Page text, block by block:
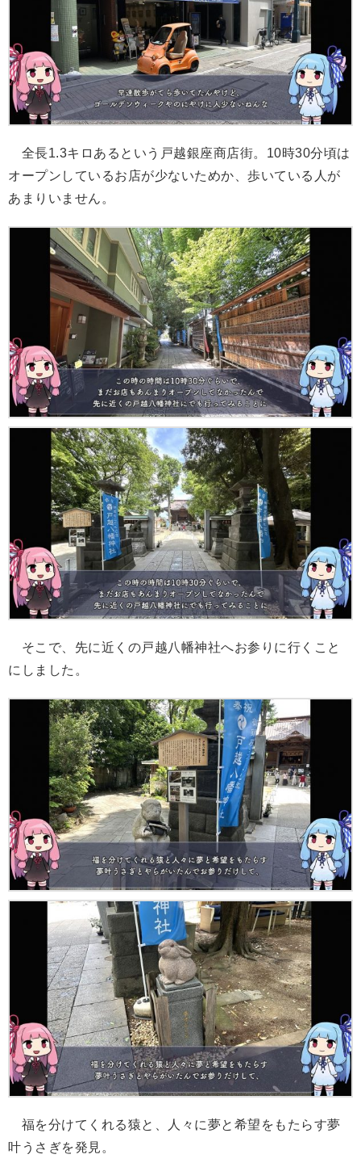
全長1.3キロあるという戸越銀座商店街。10時30分頃は
オープンしているお店が少ないためか、歩いている人が
あまりいません。
そこで、先に近くの戸越八幡神社へお参りに行くこと
にしました。
福を分けてくれる猿と、人々に夢と希望をもたらす夢
叶うさぎを発見。